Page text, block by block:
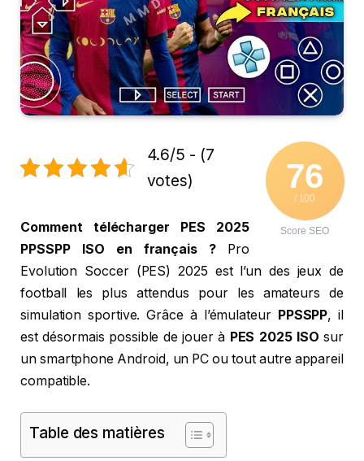
76
/ 100
Score SEO
4.6/5 - (7
votes)
Comment télécharger PES 2025
PPSSPP ISO en français ? Pro
Evolution Soccer (PES) 2025 est l’un des jeux de
football les plus attendus pour les amateurs de
simulation sportive. Grâce à l’émulateur PPSSPP, il
est désormais possible de jouer à PES 2025 ISO sur
un smartphone Android, un PC ou tout autre appareil
compatible.
Table des matières